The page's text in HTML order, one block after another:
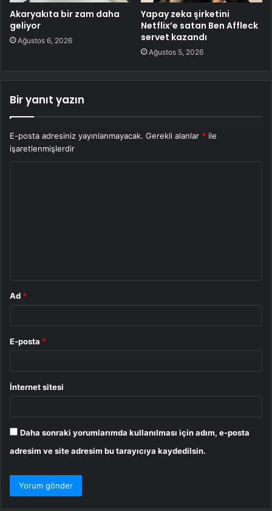
Akaryakıta bir zam daha
geliyor
Ağustos 6, 2026
Yapay zeka şirketini
Netflix’e satan Ben Affleck
servet kazandı
Ağustos 5, 2026
Bir yanıt yazın
E-posta adresiniz yayınlanmayacak. Gerekli alanlar * ile
işaretlenmişlerdir
Ad *
E-posta *
İnternet sitesi
Daha sonraki yorumlarımda kullanılması için adım, e-posta
adresim ve site adresim bu tarayıcıya kaydedilsin.